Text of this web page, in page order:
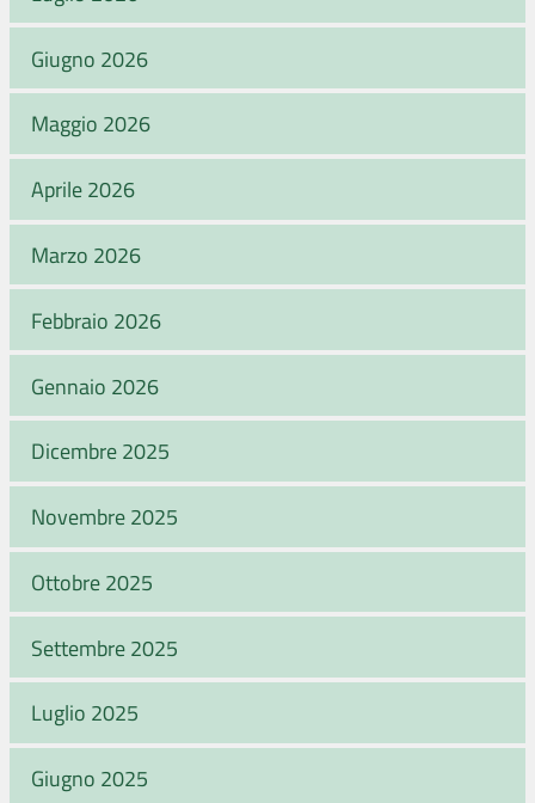
Giugno 2026
Maggio 2026
Aprile 2026
Marzo 2026
Febbraio 2026
Gennaio 2026
Dicembre 2025
Novembre 2025
Ottobre 2025
Settembre 2025
Luglio 2025
Giugno 2025